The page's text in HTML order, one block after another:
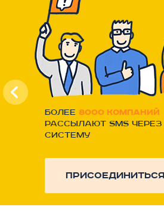
Более 8000 компаний
рассылают SMS
систему
присоединиться